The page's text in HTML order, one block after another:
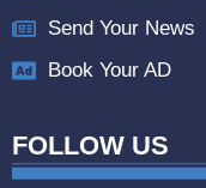
Send Your News
Book Your AD
FOLLOW US